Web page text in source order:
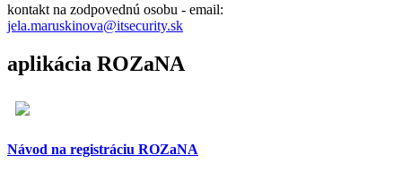
kontakt na zodpovednú osobu - email:
jela.maruskinova@itsecurity.sk
aplikácia ROZaNA
Návod na registráciu ROZaNA